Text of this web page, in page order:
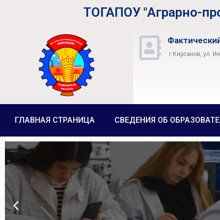
ТОГАПОУ "Аграрно-
г.Кирсанов, ул.
ГЛАВНАЯ СТРАНИЦА СВЕДЕНИЯ ОБ
Получи